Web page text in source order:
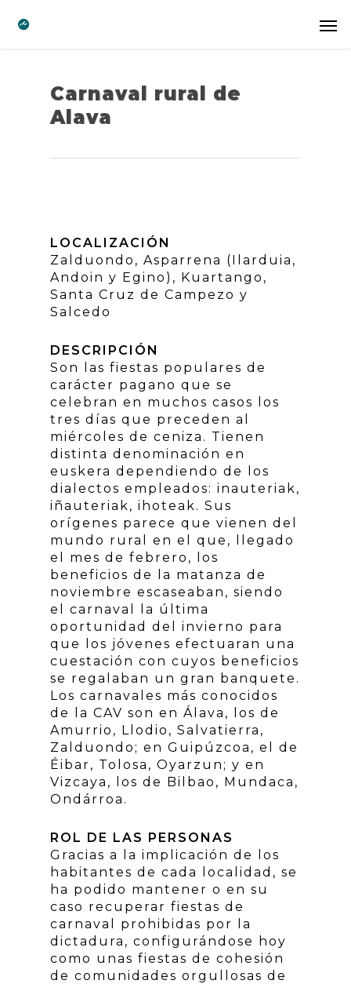
Carnaval rural de
Alava
LOCALIZACIÓN
Zalduondo, Asparrena (Ilarduia,
Andoin y Egino), Kuartango,
Santa Cruz de Campezo y
Salcedo
DESCRIPCIÓN
Son las fiestas populares de
carácter pagano que se
celebran en muchos casos los
tres días que preceden al
miércoles de ceniza. Tienen
distinta denominación en
euskera dependiendo de los
dialectos empleados: inauteriak,
iñauteriak, ihoteak. Sus
orígenes parece que vienen del
mundo rural en el que, llegado
el mes de febrero, los
beneficios de la matanza de
noviembre escaseaban, siendo
el carnaval la última
oportunidad del invierno para
que los jóvenes efectuaran una
cuestación con cuyos beneficios
se regalaban un gran banquete.
Los carnavales más conocidos
de la CAV son en Álava, los de
Amurrio, Llodio, Salvatierra,
Zalduondo; en Guipúzcoa, el de
Éibar, Tolosa, Oyarzun; y en
Vizcaya, los de Bilbao, Mundaca,
Ondárroa.
ROL DE LAS PERSONAS
Gracias a la implicación de los
habitantes de cada localidad, se
ha podido mantener o en su
caso recuperar fiestas de
carnaval prohibidas por la
dictadura, configurándose hoy
como unas fiestas de cohesión
de comunidades orgullosas de